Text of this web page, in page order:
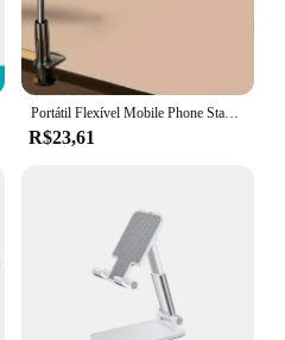
Portátil Flexível Mobile Phone Stand Base, cabeceira, iPad, Tablet, cama, desktop, suporte, smartphones, mesa, cama, preguiçoso
R$23,61